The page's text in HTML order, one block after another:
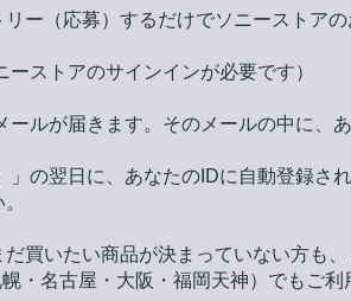
ー（応募）するだけでソニーストア
ストアのサインインが必要です）
ルが届きます。そのメールの中に、
の翌日に、あなたのIDに自動登録さ
買いたい商品が決まっていない方も
・名古屋・大阪・福岡天神）でもご利